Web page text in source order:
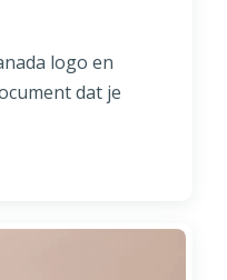
logo en
dat je